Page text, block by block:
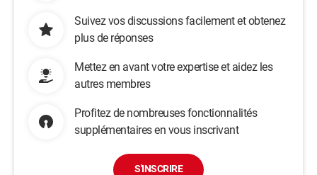
Suivez vos discussions facilement et obtenez
plus de réponses
Mettez en avant votre expertise et aidez les
autres membres
Profitez de nombreuses fonctionnalités
supplémentaires en vous inscrivant
S'INSCRIRE